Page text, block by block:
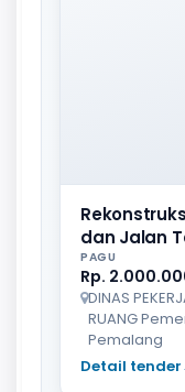
dan Jalan
PAGU
Rp.
DINAS
RUANG
Pemalang
Detail tender